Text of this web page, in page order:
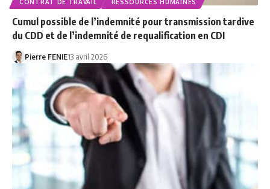
CONTRAT DE TRAVAIL RESSOURCES HUMAINES
Cumul possible de l’indemnité pour transmission tardive
du CDD et de l’indemnité de requalification en CDI
Pierre FENIE13 avril 2026